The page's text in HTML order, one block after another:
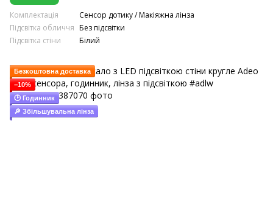
Комплектація
Сенсор дотику / Макіяжна лінза
Підсвітка обличчя Без підсвітки
Підсвітка стіни
Білий
Безкоштовна доставка
−10%
🕑 Годинник
🔎 Збільшувальна лінза